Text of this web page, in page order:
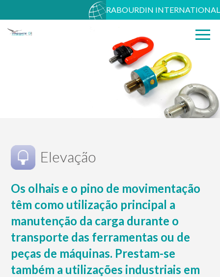
RABOURDIN INTERNATIONAL
Elevação
Os olhais e o pino de movimentação
têm como utilização principal a
manutenção da carga durante o
transporte das ferramentas ou de
peças de máquinas. Prestam-se
também a utilizações industriais em